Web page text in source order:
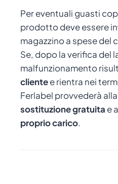
Per eventuali guasti
prodotto deve essere
magazzino a spese del
Se, dopo la verifica del
malfunzionamento
clientee rientra nei
Ferlabel provvederà alla
sostituzione gratuita e
proprio carico.